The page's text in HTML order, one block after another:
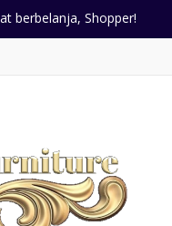
berbelanja, Shopper!